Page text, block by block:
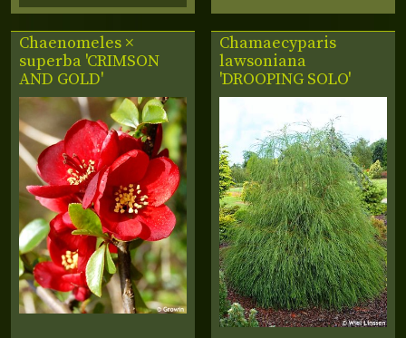
Chaenomeles ×
superba 'CRIMSON
AND GOLD'
Chamaecyparis
lawsoniana
'DROOPING SOLO'